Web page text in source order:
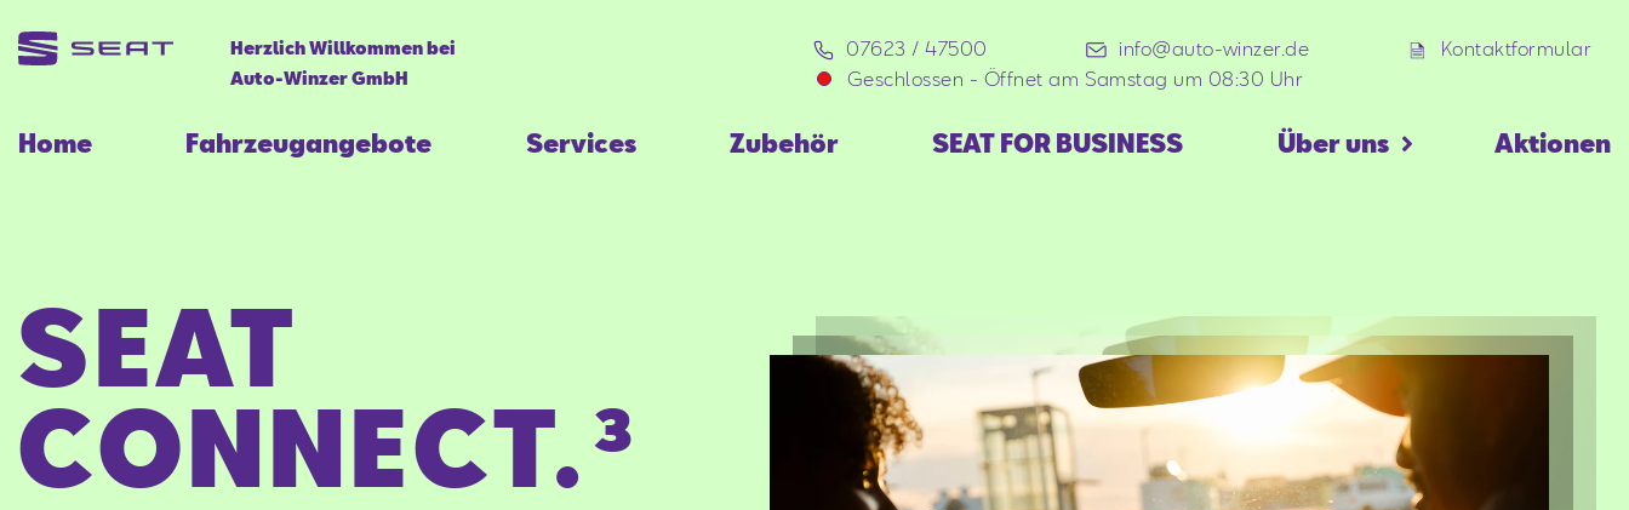
Herzlich Willkommen bei
Auto-Winzer GmbH
07623 / 47500 info@auto-winzer.de
Kontaktformular
Geschlossen - Öffnet am Samstag um 08:30 Uhr
Home Fahrzeugangebote Services Zubehör SEAT FOR BUSINESS Über uns Aktionen
SEAT
CONNECT.³